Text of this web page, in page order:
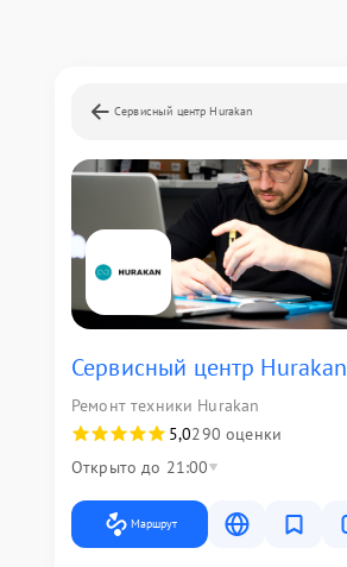
Сервисный центр Hurakan
Сервисный центр Hurakan
Ремонт техники Hurakan
5,0290 оценки
Открыто до 21:00
Маршрут